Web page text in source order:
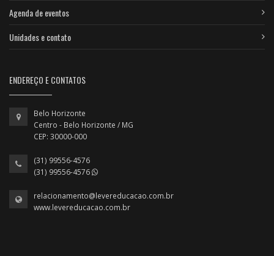
Agenda de eventos
Unidades e contato
ENDEREÇO E CONTATOS
Belo Horizonte
Centro - Belo Horizonte / MG
CEP: 30000-000
(31) 99556-4576
(31) 99556-4576
relacionamento@levereducacao.com.br
www.levereducacao.com.br